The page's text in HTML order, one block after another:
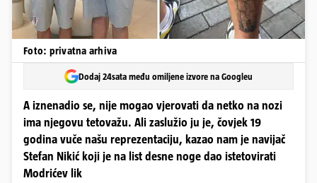
Foto: privatna arhiva
Dodaj 24sata među omiljene izvore na Googleu
A iznenadio se, nije mogao vjerovati da netko na nozi
ima njegovu tetovažu. Ali zaslužio ju je, čovjek 19
godina vuče našu reprezentaciju, kazao nam je navijač
Stefan Nikić koji je na list desne noge dao istetovirati
Modrićev lik